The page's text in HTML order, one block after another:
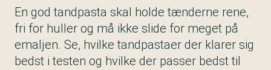
En god tandpasta skal holde tænderne rene,
fri for huller og må ikke slide for meget på
emaljen. Se, hvilke tandpastaer der klarer sig
bedst i testen og hvilke der passer bedst til